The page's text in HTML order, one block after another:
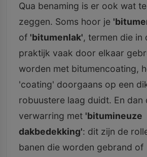
Qua benaming is er ook wat te
zeggen. Soms hoor je
of 'bitumenlak', termen die in
praktijk vaak door elkaar
worden met bitumencoating,
'coating' doorgaans op een
robuustere laag duidt. En dan
verwarring met 'bitumineuze
dakbedekking': dit zijn de
banen die worden gebrand of